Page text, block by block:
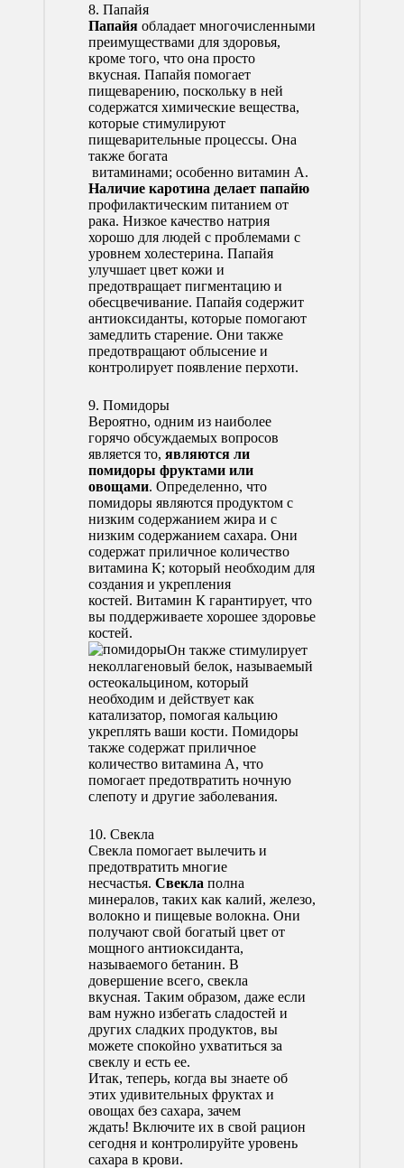
8. Папайя
Папайя обладает многочисленными
преимуществами для здоровья,
кроме того, что она просто
вкусная. Папайя помогает
пищеварению, поскольку в ней
содержатся химические вещества,
которые стимулируют
пищеварительные процессы. Она
также богата
витаминами; особенно витамин А.
Наличие каротина делает папайю
профилактическим питанием от
рака. Низкое качество натрия
хорошо для людей с проблемами с
уровнем холестерина. Папайя
улучшает цвет кожи и
предотвращает пигментацию и
обесцвечивание. Папайя содержит
антиоксиданты, которые помогают
замедлить старение. Они также
предотвращают облысение и
контролирует появление перхоти.
9. Помидоры
Вероятно, одним из наиболее
горячо обсуждаемых вопросов
является то, являются ли
помидоры фруктами или
овощами. Определенно, что
помидоры являются продуктом с
низким содержанием жира и с
низким содержанием сахара. Они
содержат приличное количество
витамина К; который необходим для
создания и укрепления
костей. Витамин К гарантирует, что
вы поддерживаете хорошее здоровье
костей.
Он также стимулирует
неколлагеновый белок, называемый
остеокальцином, который
необходим и действует как
катализатор, помогая кальцию
укреплять ваши кости. Помидоры
также содержат приличное
количество витамина А, что
помогает предотвратить ночную
слепоту и другие заболевания.
10. Свекла
Свекла помогает вылечить и
предотвратить многие
несчастья. Свекла полна
минералов, таких как калий, железо,
волокно и пищевые волокна. Они
получают свой богатый цвет от
мощного антиоксиданта,
называемого бетанин. В
довершение всего, свекла
вкусная. Таким образом, даже если
вам нужно избегать сладостей и
других сладких продуктов, вы
можете спокойно ухватиться за
свеклу и есть ее.
Итак, теперь, когда вы знаете об
этих удивительных фруктах и
овощах без сахара, зачем
ждать! Включите их в свой рацион
сегодня и контролируйте уровень
сахара в крови.